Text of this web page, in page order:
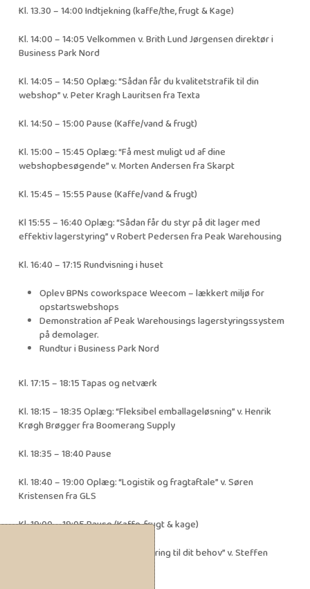
Kl. 13.30 – 14:00 Indtjekning (kaffe/the, frugt & Kage)
Kl. 14:00 – 14:05 Velkommen v. Brith Lund Jørgensen direktør i
Business Park Nord
Kl. 14:05 – 14:50 Oplæg: “Sådan får du kvalitetstrafik til din
webshop” v. Peter Kragh Lauritsen fra Texta
Kl. 14:50 – 15:00 Pause (Kaffe/vand & frugt)
Kl. 15:00 – 15:45 Oplæg: “Få mest muligt ud af dine
webshopbesøgende” v. Morten Andersen fra Skarpt
Kl. 15:45 – 15:55 Pause (Kaffe/vand & frugt)
Kl 15:55 – 16:40 Oplæg: “Sådan får du styr på dit lager med
effektiv lagerstyring” v Robert Pedersen fra Peak Warehousing
Kl. 16:40 – 17:15 Rundvisning i huset
Oplev BPNs coworkspace Weecom – lækkert miljø for
opstartswebshops
Demonstration af Peak Warehousings lagerstyringssystem
på demolager.
Rundtur i Business Park Nord
Kl. 17:15 – 18:15 Tapas og netværk
Kl. 18:15 – 18:35 Oplæg: “Fleksibel emballageløsning” v. Henrik
Krøgh Brøgger fra Boomerang Supply
Kl. 18:35 – 18:40 Pause
Kl. 18:40 – 19:00 Oplæg: “Logistik og fragtaftale” v. Søren
Kristensen fra GLS
Kl. 19:00 – 19:05 Pause (Kaffe, frugt & kage)
Kl. 19:05 – 19:25 Oplæg: “Finansiering til dit behov” v. Steffen